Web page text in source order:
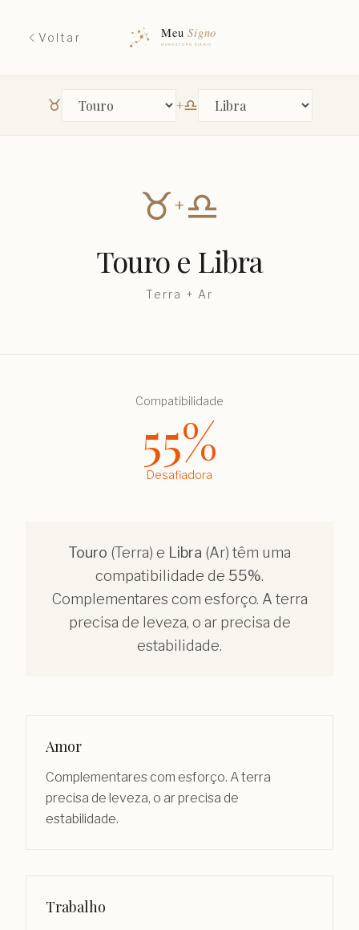
Voltar
Primeiro signo
♉︎ +
Segundo signo
♎︎
♉︎+ ♎︎
Touro e Libra
Terra + Ar
Compatibilidade
55%
Desafiadora
Touro (Terra) e Libra (Ar) têm uma
compatibilidade de 55%.
Complementares com esforço. A terra
precisa de leveza, o ar precisa de
estabilidade.
Amor
Complementares com esforço. A terra
precisa de leveza, o ar precisa de
estabilidade.
Trabalho